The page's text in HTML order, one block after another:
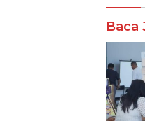
Baca